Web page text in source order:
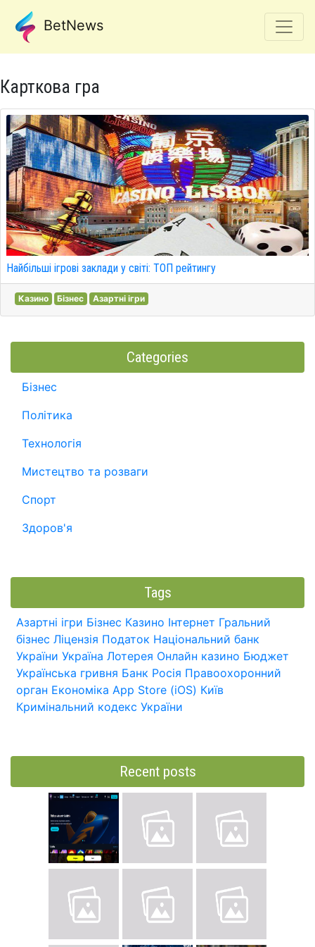
BetNews
Карткова гра
Найбільші ігрові заклади у світі: ТОП рейтингу
Казино Бізнес Азартні ігри
Categories
Бізнес
Політика
Технологія
Мистецтво та розваги
Спорт
Здоров'я
Tags
Азартні ігри Бізнес Казино Інтернет Гральний
бізнес Ліцензія Податок Національний банк
України Україна Лотерея Онлайн казино Бюджет
Українська гривня Банк Росія Правоохоронний
орган Економіка App Store (iOS) Київ
Кримінальний кодекс України
Recent posts